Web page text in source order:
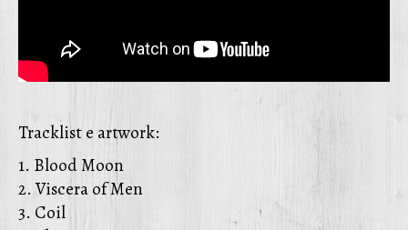
Tracklist e artwork:
1. Blood Moon
2. Viscera of Men
3. Coil